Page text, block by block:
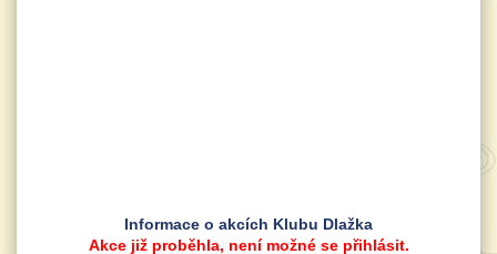
Informace o akcích Klubu Dlažka
Akce již proběhla, není možné se přihlásit.